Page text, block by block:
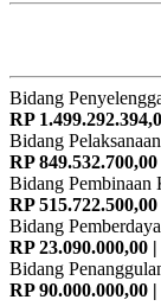
Bidang
RP
Bidang
RP
Bidang Pembinaan
RP
Bidang
RP 23.090.000,00
Bidang
RP 90.000.000,00